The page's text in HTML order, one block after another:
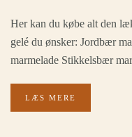
Her kan du købe alt den
gelé du ønsker: Jordbær
marmelade Stikkelsbær
LÆS MERE